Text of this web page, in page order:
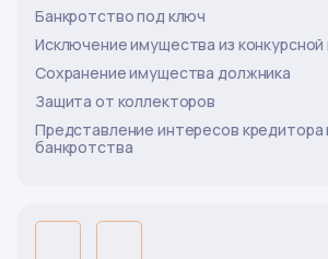
Банкротство под ключ
Исключение имущества из
Сохранение имущества должника
Защита от коллекторов
Представление интересов кредитора
банкротства